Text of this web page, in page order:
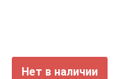
Нет в наличии